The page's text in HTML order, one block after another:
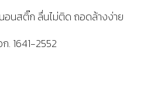
อนสติ๊ก ลื่นไม่ติด ถอดล้างง่าย
. 1641-2552